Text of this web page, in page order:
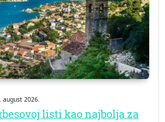
august 2026.
listi kao najbolja za